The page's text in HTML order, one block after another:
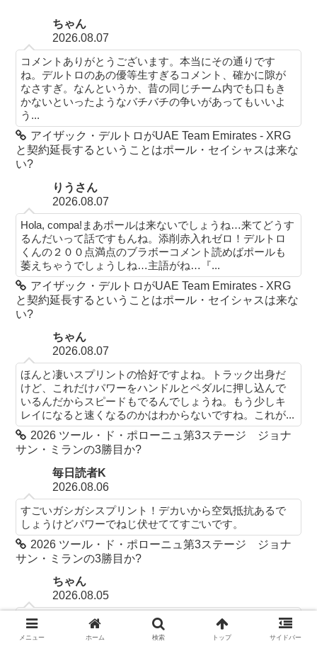
ちゃん
2026.08.07
コメントありがとうございます。本当にその通りです
ね。デルトロのあの優等生すぎるコメント、確かに隙が
なさすぎ。なんというか、昔の同じチーム内でも口もき
かないといったようなバチバチの争いがあってもいいよ
う...
アイザック・デルトロがUAE Team Emirates - XRG
と契約延長するということはポール・セイシャスは来な
い?
りうさん
2026.08.07
Hola, compa!まあポールは来ないでしょうね…来てどうす
るんだいって話ですもんね。添削赤入れゼロ！デルトロ
くんの２００点満点のブラボーコメント読めばポールも
萎えちゃうでしょうしね…主語がね…『...
アイザック・デルトロがUAE Team Emirates - XRG
と契約延長するということはポール・セイシャスは来な
い?
ちゃん
2026.08.07
ほんと凄いスプリントの恰好ですよね。トラック出身だ
けど、これだけパワーをハンドルとペダルに押し込んで
いるんだからスピードもでるんでしょうね。もう少しキ
レイになると速くなるのかはわからないですね。これが...
2026 ツール・ド・ポローニュ第3ステージ ジョナ
サン・ミランの3勝目か?
毎日読者K
2026.08.06
すごいガシガシスプリント！デカいから空気抵抗あるで
しょうけどパワーでねじ伏せててすごいです。
2026 ツール・ド・ポローニュ第3ステージ ジョナ
サン・ミランの3勝目か?
ちゃん
2026.08.05
そうですね。ブエルタにはジョナサン・ミランが向かう
のかと思ってましたけれど、マッズ・ピーダスン。どれ
メニュー ホーム 検索 トップ サイドバー